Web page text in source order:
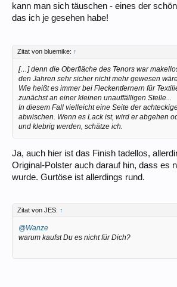
kann man sich täuschen - eines der
das ich je gesehen habe!
Zitat von bluemike: ↑
[…] denn die Oberfläche des Tenors war
den Jahren sehr sicher nicht mehr gewesen
Wie heißt es immer bei Fleckentfernern für
zunächst an einer kleinen unauffälligen Stelle...
In diesem Fall vielleicht eine Seite der
abwischen. Wenn es Lack ist, wird er abgehen
und klebrig werden, schätze ich.
Ja, auch hier ist das Finish tadellos,
Original-Polster auch darauf hin, dass es
wurde. Gurtöse ist allerdings rund.
Zitat von JES: ↑
@Wanze
warum kaufst Du es nicht für Dich?